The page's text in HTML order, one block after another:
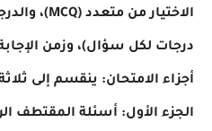
درجات لكل سؤال)، وزمن
أجزاء الامتحان: ينقسم إلى
الجزء الأول: أسئلة المقتطف